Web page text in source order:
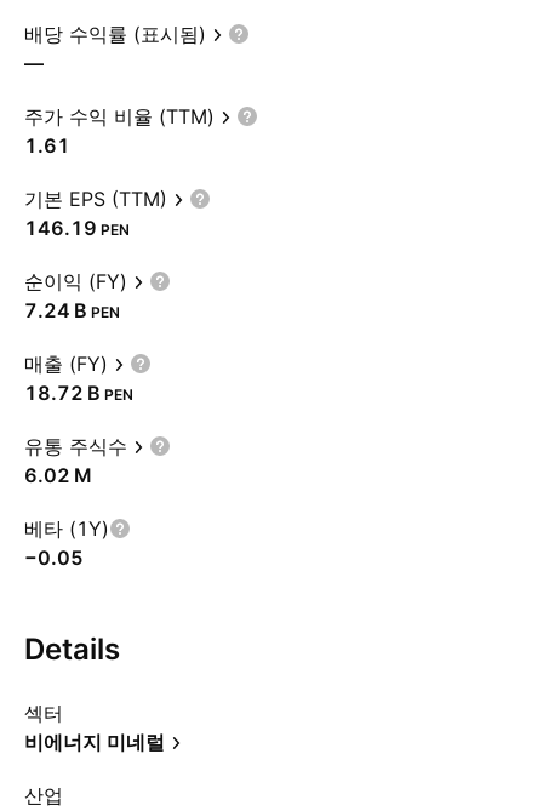
배당 수익률 (표시됨)
—
주가 수익 비율 (TTM)
1.61
기본 EPS (TTM)
146.19 PEN
순이익 (FY)
‪7.24 B‬ PEN
매출 (FY)
‪18.72 B‬ PEN
유통 주식수
‪6.02 M‬
베타 (1Y)
−0.05
Details
섹터
비에너지 미네럴
산업